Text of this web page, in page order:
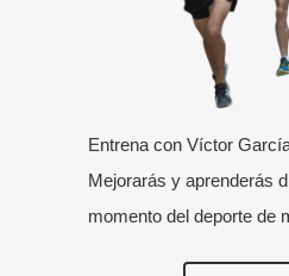
Entrena con Víctor
Mejorarás y aprenderás
momento del deporte de